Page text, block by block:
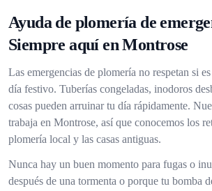
Ayuda de plomería de
Siempre aquí en Montrose
Las emergencias de plomería no respetan si
día festivo. Tuberías congeladas, inodoros
cosas pueden arruinar tu día rápidamente.
trabaja en Montrose, así que conocemos los
plomería local y las casas antiguas.
Nunca hay un buen momento para fugas o
después de una tormenta o porque tu bomba